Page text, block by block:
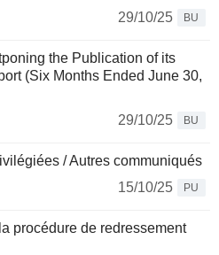
29/10/25
BU
the Publication of its
(Six Months Ended June 30,
29/10/25
BU
/ Autres communiqués
15/10/25
PU
procédure de redressement